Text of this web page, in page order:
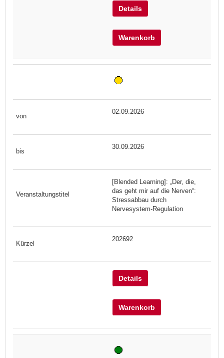
Details
Warenkorb
02.09.2026
30.09.2026
[Blended Learning]: „Der, die,
das geht mir auf die Nerven“:
Stressabbau durch
Nervesystem-Regulation
202692
Details
Warenkorb